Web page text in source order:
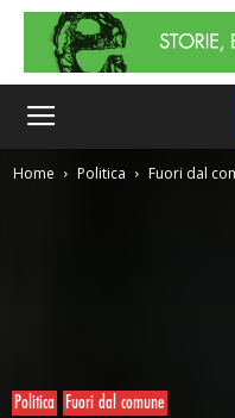
Home Politica Fuori dal
Politica Fuori dal comune